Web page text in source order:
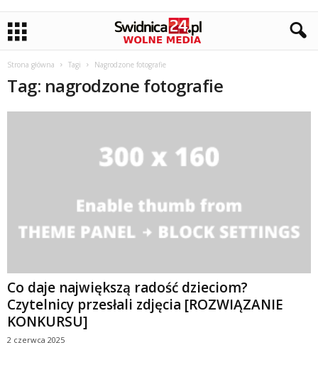
Strona główna Tagi Nagrodzone fotografie
Tag: nagrodzone fotografie
Co daje największą radość dzieciom?
Czytelnicy przesłali zdjęcia [ROZWIĄZANIE
KONKURSU]
2 czerwca 2025